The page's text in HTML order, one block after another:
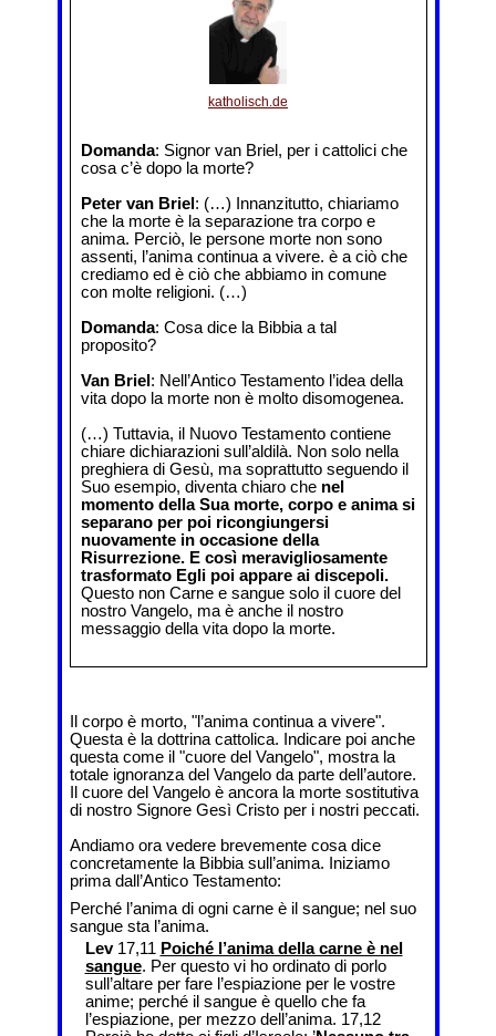
katholisch.de
Domanda: Signor van Briel, per i cattolici che
cosa c’è dopo la morte?
Peter van Briel : (…) Innanzitutto, chiariamo
che la morte è la separazione tra corpo e
anima. Perciò, le persone morte non sono
assenti, l’anima continua a vivere. è a ciò che
crediamo ed è ciò che abbiamo in comune
con molte religioni. (…)
Domanda: Cosa dice la Bibbia a tal
proposito?
Van Briel : Nell’Antico Testamento l’idea della
vita dopo la morte non è molto disomogenea.
(…) Tuttavia, il Nuovo Testamento contiene
chiare dichiarazioni sull’aldilà. Non solo nella
preghiera di Gesù, ma soprattutto seguendo il
Suo esempio, diventa chiaro che nel
momento della Sua morte, corpo e anima si
separano per poi ricongiungersi
nuovamente in occasione della
Risurrezione. E così meravigliosamente
trasformato Egli poi appare ai discepoli.
Questo non Carne e sangue solo il cuore del
nostro Vangelo, ma è anche il nostro
messaggio della vita dopo la morte.
Il corpo è morto, "l’anima continua a vivere".
Questa è la dottrina cattolica. Indicare poi anche
questa come il "cuore del Vangelo", mostra la
totale ignoranza del Vangelo da parte dell’autore.
Il cuore del Vangelo è ancora la morte sostitutiva
di nostro Signore Gesì Cristo per i nostri peccati.
Andiamo ora vedere brevemente cosa dice
concretamente la Bibbia sull’anima. Iniziamo
prima dall’Antico Testamento:
Perché l’anima di ogni carne è il sangue; nel suo
sangue sta l’anima.
Lev17,11 Poiché l’anima della carne è nel
sangue. Per questo vi ho ordinato di porlo
sull’altare per fare l’espiazione per le vostre
anime; perché il sangue è quello che fa
l’espiazione, per mezzo dell’anima. 17,12